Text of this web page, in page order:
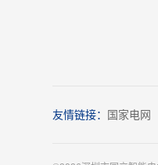
友情链接： 国家电网